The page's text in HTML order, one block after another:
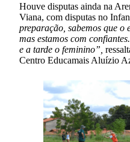
Houve disputas ainda na
Viana, com disputas no
preparação, sabemos que o
mas estamos com
e a tarde o feminino”,
Centro Educamais Aluízio